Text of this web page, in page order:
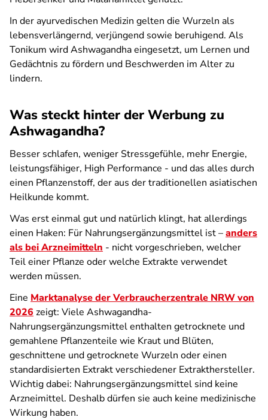
In der ayurvedischen Medizin gelten die Wurzeln als
lebensverlängernd, verjüngend sowie beruhigend. Als
Tonikum wird Ashwagandha eingesetzt, um Lernen und
Gedächtnis zu fördern und Beschwerden im Alter zu
lindern.
Was steckt hinter der Werbung zu
Ashwagandha?
Besser schlafen, weniger Stressgefühle, mehr Energie,
leistungsfähiger, High Performance - und das alles durch
einen Pflanzenstoff, der aus der traditionellen asiatischen
Heilkunde kommt.
Was erst einmal gut und natürlich klingt, hat allerdings
einen Haken: Für Nahrungsergänzungsmittel ist –anders
als bei Arzneimitteln - nicht vorgeschrieben, welcher
Teil einer Pflanze oder welche Extrakte verwendet
werden müssen.
Eine Marktanalyse der Verbraucherzentrale NRW von
2026 zeigt: Viele Ashwagandha-
Nahrungsergänzungsmittel enthalten getrocknete und
gemahlene Pflanzenteile wie Kraut und Blüten,
geschnittene und getrocknete Wurzeln oder einen
standardisierten Extrakt verschiedener Extrakthersteller.
Wichtig dabei: Nahrungsergänzungsmittel sind keine
Arzneimittel. Deshalb dürfen sie auch keine medizinische
Wirkung haben.